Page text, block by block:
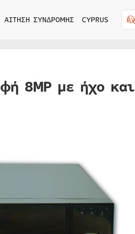
ΑΙΤΗΣΗ ΣΥΝΔΡΟΜΗΣ CYPRUS
8MP με ήχο και